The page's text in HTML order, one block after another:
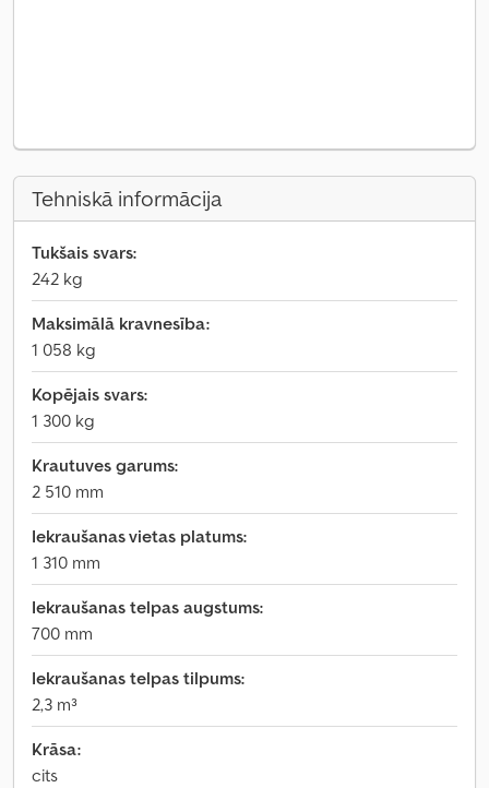
Tehniskā informācija
Tukšais svars:
242 kg
Maksimālā kravnesība:
1 058 kg
Kopējais svars:
1 300 kg
Krautuves garums:
2 510 mm
Iekraušanas vietas platums:
1 310 mm
Iekraušanas telpas augstums:
700 mm
Iekraušanas telpas tilpums:
2,3 m³
Krāsa:
cits